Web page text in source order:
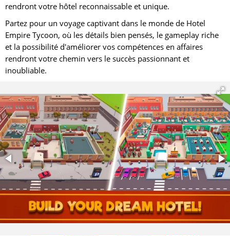
rendront votre hôtel reconnaissable et unique.
Partez pour un voyage captivant dans le monde de Hotel
Empire Tycoon, où les détails bien pensés, le gameplay riche
et la possibilité d'améliorer vos compétences en affaires
rendront votre chemin vers le succès passionnant et
inoubliable.